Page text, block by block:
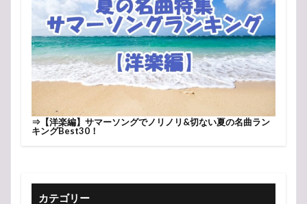
⇒ 【洋楽編】サマーソングでノリノリ&切ない夏の名曲ラン
キングBest30！
カテゴリー